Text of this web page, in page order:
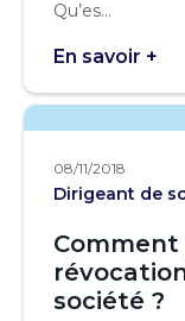
Qu’es...
En savoir +
08/11/2018
Dirigeant de
société ?